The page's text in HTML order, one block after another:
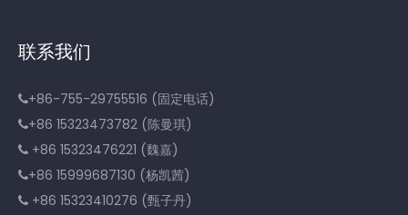
联系我们
+86-755-29755516 (固定电话)
+86 15323473782 (陈曼琪)
 +86 15323476221 (魏嘉)
+86 15999687130 (杨凯茜)
 +86 15323410276 (甄子丹)